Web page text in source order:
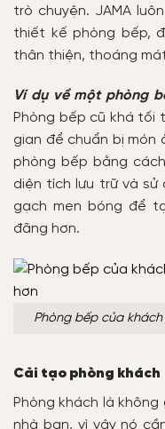
trò chuyện. JAMA
thiết kế phòng bếp,
thân thiện, thoáng
Ví dụ về một phòng
Phòng bếp cũ khá tối
gian để chuẩn bị món
phòng bếp bằng
diện tích lưu trữ và sử
gạch men bóng để
đãng hơn.
Phòng bếp của
Cải tạo phòng khách
Phòng khách là
nhà bạn, vì vậy nó